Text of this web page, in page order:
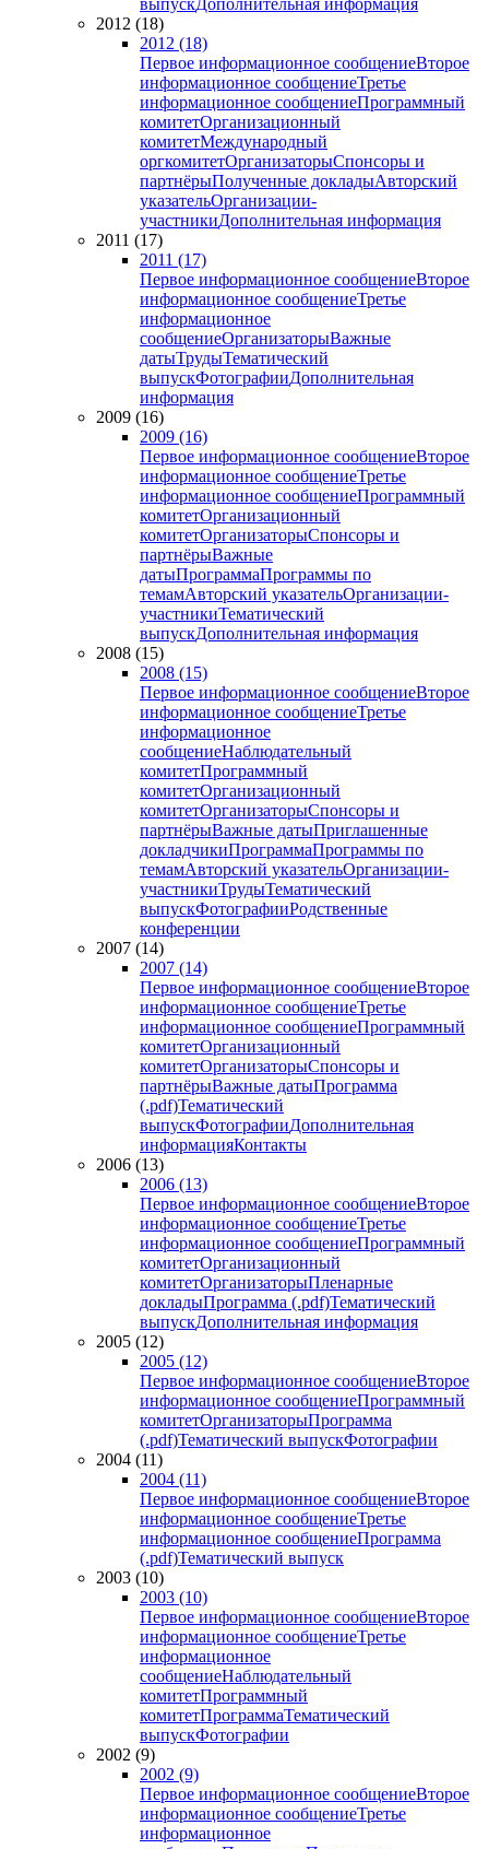
выпускДополнительная информация
2012 (18)
2012 (18)
Первое информационное сообщениеВторое
информационное сообщениеТретье
информационное сообщениеПрограммный
комитетОрганизационный
комитетМеждународный
оргкомитетОрганизаторыСпонсоры и
партнёрыПолученные докладыАвторский
указательОрганизации-
участникиДополнительная информация
2011 (17)
2011 (17)
Первое информационное сообщениеВторое
информационное сообщениеТретье
информационное
сообщениеОрганизаторыВажные
датыТрудыТематический
выпускФотографииДополнительная
информация
2009 (16)
2009 (16)
Первое информационное сообщениеВторое
информационное сообщениеТретье
информационное сообщениеПрограммный
комитетОрганизационный
комитетОрганизаторыСпонсоры и
партнёрыВажные
датыПрограммаПрограммы по
темамАвторский указательОрганизации-
участникиТематический
выпускДополнительная информация
2008 (15)
2008 (15)
Первое информационное сообщениеВторое
информационное сообщениеТретье
информационное
сообщениеНаблюдательный
комитетПрограммный
комитетОрганизационный
комитетОрганизаторыСпонсоры и
партнёрыВажные датыПриглашенные
докладчикиПрограммаПрограммы по
темамАвторский указательОрганизации-
участникиТрудыТематический
выпускФотографииРодственные
конференции
2007 (14)
2007 (14)
Первое информационное сообщениеВторое
информационное сообщениеТретье
информационное сообщениеПрограммный
комитетОрганизационный
комитетОрганизаторыСпонсоры и
партнёрыВажные датыПрограмма
(.pdf)Тематический
выпускФотографииДополнительная
информацияКонтакты
2006 (13)
2006 (13)
Первое информационное сообщениеВторое
информационное сообщениеТретье
информационное сообщениеПрограммный
комитетОрганизационный
комитетОрганизаторыПленарные
докладыПрограмма (.pdf)Тематический
выпускДополнительная информация
2005 (12)
2005 (12)
Первое информационное сообщениеВторое
информационное сообщениеПрограммный
комитетОрганизаторыПрограмма
(.pdf)Тематический выпускФотографии
2004 (11)
2004 (11)
Первое информационное сообщениеВторое
информационное сообщениеТретье
информационное сообщениеПрограмма
(.pdf)Тематический выпуск
2003 (10)
2003 (10)
Первое информационное сообщениеВторое
информационное сообщениеТретье
информационное
сообщениеНаблюдательный
комитетПрограммный
комитетПрограммаТематический
выпускФотографии
2002 (9)
2002 (9)
Первое информационное сообщениеВторое
информационное сообщениеТретье
информационное